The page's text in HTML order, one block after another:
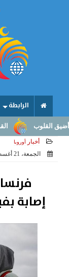
الرابطة
القرآن
أخبار أوروبا
الجمعة، 21 أغسطس 2020
إصابة